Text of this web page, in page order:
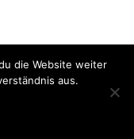
die Website weiter
aus.